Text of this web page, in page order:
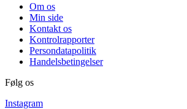
Om os
Min side
Kontakt os
Kontrolrapporter
Persondatapolitik
Handelsbetingelser
Følg os
Instagram